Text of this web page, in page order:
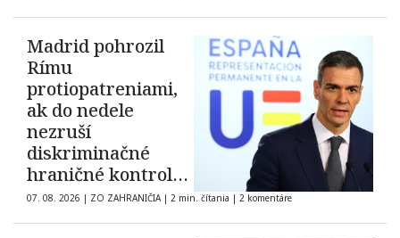
Madrid pohrozil
Rímu
protiopatreniami,
ak do nedele
nezruší
diskriminačné
hraničné kontroly
španielskych
občanov
07. 08. 2026 | ZO ZAHRANIČIA | 2 min. čítania | 2 komentáre